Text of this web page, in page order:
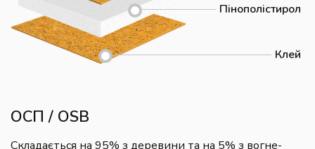
Пінополістирол
Клей
ОСП / OSB
Складається на 95% з деревини та на 5% з вогне-